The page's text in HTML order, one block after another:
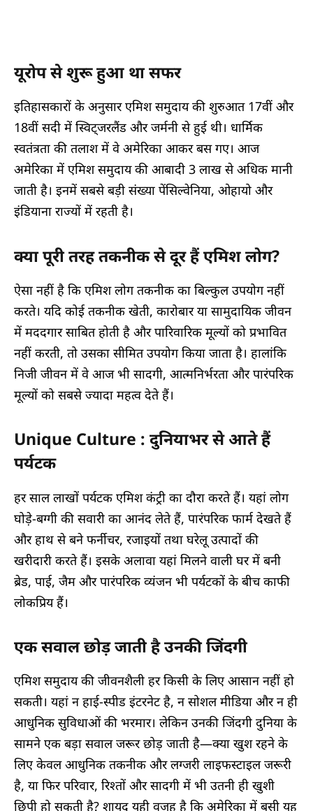
यूरोप से शुरू हुआ था सफर
इतिहासकारों के अनुसार एमिश समुदाय की शुरुआत 17वीं और
18वीं सदी में स्विट्जरलैंड और जर्मनी से हुई थी। धार्मिक
स्वतंत्रता की तलाश में वे अमेरिका आकर बस गए। आज
अमेरिका में एमिश समुदाय की आबादी 3 लाख से अधिक मानी
जाती है। इनमें सबसे बड़ी संख्या पेंसिल्वेनिया, ओहायो और
इंडियाना राज्यों में रहती है।
क्या पूरी तरह तकनीक से दूर हैं एमिश लोग?
ऐसा नहीं है कि एमिश लोग तकनीक का बिल्कुल उपयोग नहीं
करते। यदि कोई तकनीक खेती, कारोबार या सामुदायिक जीवन
में मददगार साबित होती है और पारिवारिक मूल्यों को प्रभावित
नहीं करती, तो उसका सीमित उपयोग किया जाता है। हालांकि
निजी जीवन में वे आज भी सादगी, आत्मनिर्भरता और पारंपरिक
मूल्यों को सबसे ज्यादा महत्व देते हैं।
Unique Culture : दुनियाभर से आते हैं
पर्यटक
हर साल लाखों पर्यटक एमिश कंट्री का दौरा करते हैं। यहां लोग
घोड़े-बग्गी की सवारी का आनंद लेते हैं, पारंपरिक फार्म देखते हैं
और हाथ से बने फर्नीचर, रजाइयों तथा घरेलू उत्पादों की
खरीदारी करते हैं। इसके अलावा यहां मिलने वाली घर में बनी
ब्रेड, पाई, जैम और पारंपरिक व्यंजन भी पर्यटकों के बीच काफी
लोकप्रिय हैं।
एक सवाल छोड़ जाती है उनकी जिंदगी
एमिश समुदाय की जीवनशैली हर किसी के लिए आसान नहीं हो
सकती। यहां न हाई-स्पीड इंटरनेट है, न सोशल मीडिया और न ही
आधुनिक सुविधाओं की भरमार। लेकिन उनकी जिंदगी दुनिया के
सामने एक बड़ा सवाल जरूर छोड़ जाती है—क्या खुश रहने के
लिए केवल आधुनिक तकनीक और लग्जरी लाइफस्टाइल जरूरी
है, या फिर परिवार, रिश्तों और सादगी में भी उतनी ही खुशी
छिपी हो सकती है? शायद यही वजह है कि अमेरिका में बसी यह